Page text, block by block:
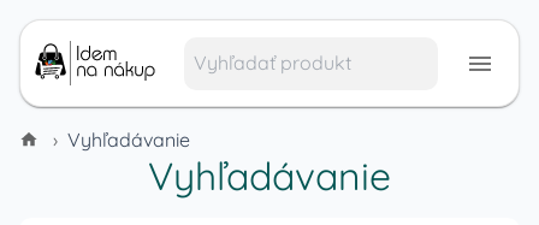
› Vyhľadávanie
Vyhľadávanie